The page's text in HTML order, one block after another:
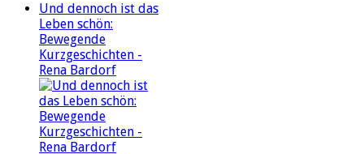
Und dennoch ist das
Leben schön:
Bewegende
Kurzgeschichten -
Rena Bardorf